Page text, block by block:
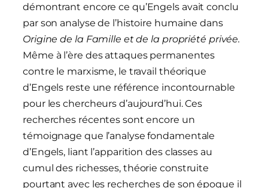
démontrant encore ce qu’Engels avait conclu
par son analyse de l’histoire humaine dans
Origine de la Famille et de la propriété privée.
Même à l’ère des attaques permanentes
contre le marxisme, le travail théorique
d’Engels reste une référence incontournable
pour les chercheurs d’aujourd’hui. Ces
recherches récentes sont encore un
témoignage que l’analyse fondamentale
d’Engels, liant l’apparition des classes au
cumul des richesses, théorie construite
pourtant avec les recherches de son époque il